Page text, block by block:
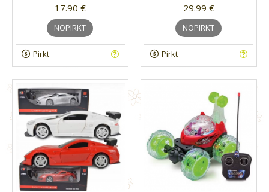
17.90 €
NOPIRKT
Pirkt
29.99 €
NOPIRKT
Pirkt